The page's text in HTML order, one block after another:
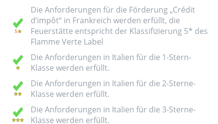
Die Anforderungen für die Förderung „Crédit
d’impôt“ in Frankreich werden erfüllt, die
Feuerstätte entspricht der Klassifizierung 5* des
Flamme Verte Label
Die Anforderungen in Italien für die 1-Stern-
Klasse werden erfüllt.
Die Anforderungen in Italien für die 2-Sterne-
Klasse werden erfüllt.
Die Anforderungen in Italien für die 3-Sterne-
Klasse werden erfüllt.